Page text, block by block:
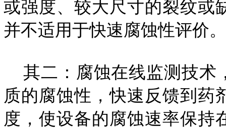
或强度、较大尺寸的裂纹或
并不适用于快速腐蚀性评价。
其二：腐蚀在线监测技术
质的腐蚀性，快速反馈到药
度，使设备的腐蚀速率保持